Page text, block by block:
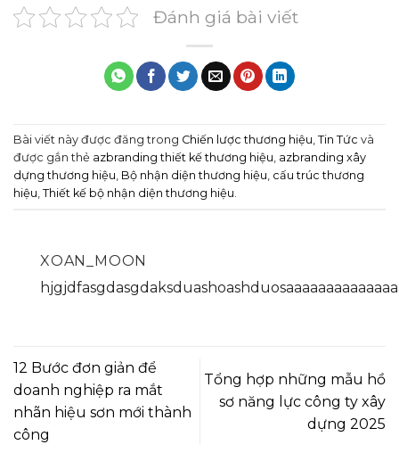
Đánh giá bài viết
Bài viết này được đăng trong Chiến lược thương hiệu Tin Tức và
được gắn thẻ azbranding thiết kế thương hiệu azbranding xây
dựng thương hiệu Bộ nhận diện thương hiệu cấu trúc thương
hiệu Thiết kế bộ nhận diện thương hiệu
XOAN_MOON
12 Bước đơn giản để
doanh nghiệp ra mắt
nhãn hiệu sơn mới thành
công
Tổng hợp những mẫu hồ
sơ năng lực công ty xây
dựng 2025